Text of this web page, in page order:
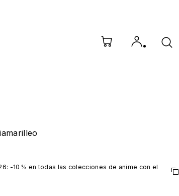
-10 % en todas las colecciones de anime con el